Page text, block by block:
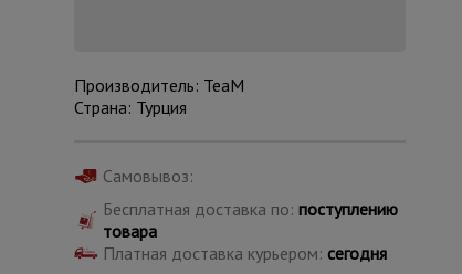
всех
Производитель: TeaM
Страна: Турция
Самовывоз:
Бесплатная доставка по: поступлению
товара
Платная доставка курьером: сегодня